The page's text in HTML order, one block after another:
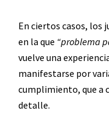
En ciertos casos, los
en la que “problema
vuelve una
manifestarse por
cumplimiento, que a
detalle.